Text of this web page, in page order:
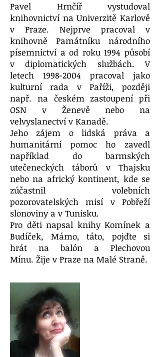
Pavel Hrnčíř vystudoval
knihovnictví na Univerzitě Karlově
v Praze. Nejprve pracoval v
knihovně Památníku národního
písemnictví a od roku 1994 působí
v diplomatických službách. V
letech 1998-2004 pracoval jako
kulturní rada v Paříži, později
např. na českém zastoupení při
OSN v Ženevě nebo na
velvyslanectví v Kanadě.
Jeho zájem o lidská práva a
humanitární pomoc ho zavedl
například do barmských
utečeneckých táborů v Thajsku
nebo na africký kontinent, kde se
zúčastnil volebních
pozorovatelských misí v Pobřeží
slonoviny a v Tunisku.
Pro děti napsal knihy Komínek a
Budíček, Mámo, táto, pojďte si
hrát na balón a Plechovou
Mínu. Žije v Praze na Malé Straně.